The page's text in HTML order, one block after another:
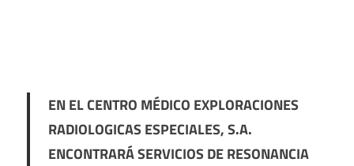
EN EL CENTRO MÉDICO EXPLORACIONES
RADIOLOGICAS ESPECIALES, S.A.
ENCONTRARÁ SERVICIOS DE RESONANCIA